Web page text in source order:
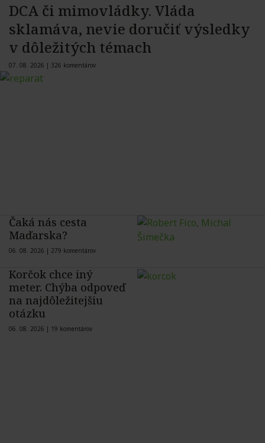
DCA či mimovládky. Vláda
sklamáva, nevie doručiť výsledky
v dôležitých témach
07. 08. 2026 | 326 komentárov
Čaká nás cesta
Maďarska?
06. 08. 2026 | 279 komentárov
Korčok chce iný
meter. Chýba odpoveď
na najdôležitejšiu
otázku
06. 08. 2026 | 19 komentárov